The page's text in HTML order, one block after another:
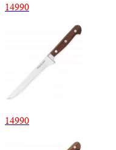
14990
14990